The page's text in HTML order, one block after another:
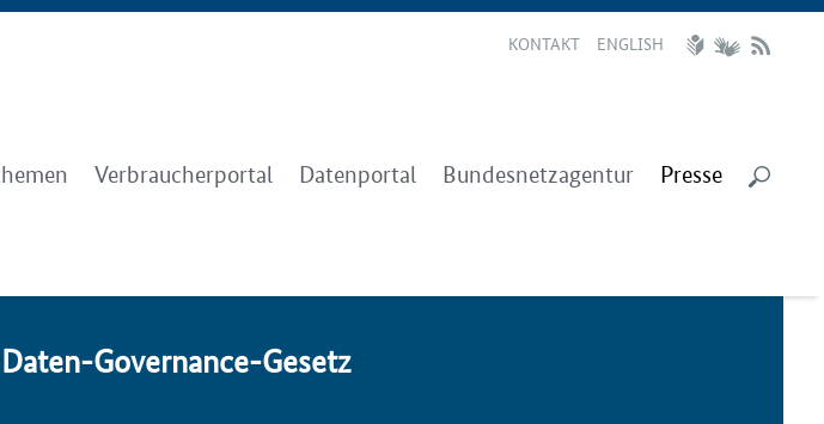
KONTAKT ENGLISH
Verbraucherportal Datenportal Bundesnetzagentur Presse
Go­ver­nance-Ge­setz